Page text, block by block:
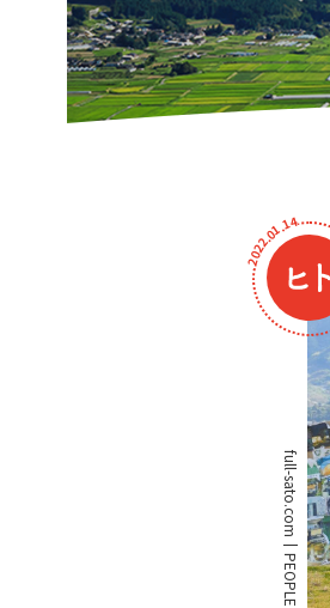
2
0
2
2
.0
1
.14
full-sato.com
PEOPLE